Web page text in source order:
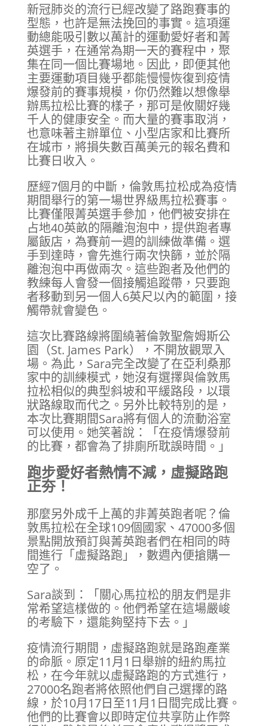
新冠肺炎的流行已經改變了路跑賽事的
型態，也許是無法挽回的事實。這項運
動總能吸引數以萬計的運動愛好者和菁
英選手，在通常為期一天的賽程中，聚
集在同一個比賽場地。因此，即便其他
主要運動項目幾乎都能慢慢恢復到疫情
爆發前的賽事規模，你仍然難以想像舉
辦馬拉松比賽的樣子，那可是攸關好幾
千人的健康安全。而大量的賽事取消，
也意味著主辦單位、小型店家和比賽所
在城市，將損失數百萬美元的報名費和
比賽日收入。
歷經7個月的中斷，倫敦馬拉松成為疫情
期間舉行的第一場世界級馬拉松賽事。
比賽僅限菁英選手參加，他們被安排在
占地40英畝的隔離泡泡中，提供跑者專
屬飯店，為賽前一週的訓練做準備。選
手到達時，會先進行兩次快篩，並於隔
離泡泡中再做兩次。這些跑者及他們的
教練每人會發一個接觸追蹤帶，只要跑
者移動到另一個人6英尺以內的範圍，接
觸帶就會變色。
這次比賽路線將圍繞著倫敦聖詹姆斯公
園（St. James Park），不開放觀眾入
場。為此，Sara完全改變了在亞利桑那
家中的訓練模式，她沒有選擇與倫敦馬
拉松相似的典型斜坡和平緩路段，以環
狀路線取而代之。另外比較特別的是，
本次比賽期間Sara將有個人的流動浴室
可以使用。她笑著說：「在疫情爆發前
的比賽，都會為了排廁所耽誤時間。」
跑步愛好者熱情不減，虛擬路跑
正夯！
那麼另外成千上萬的非菁英跑者呢？倫
敦馬拉松在全球109個國家、47000多個
景點開放預訂與菁英跑者們在相同的時
間進行「虛擬路跑」，數週內便搶購一
空了。
Sara談到：「關心馬拉松的朋友們是非
常希望這樣做的。他們希望在這場嚴峻
的考驗下，還能夠堅持下去。」
疫情流行期間，虛擬路跑就是路跑產業
的命脈。原定11月1日舉辦的紐約馬拉
松，在今年就以虛擬路跑的方式進行，
27000名跑者將依照他們自己選擇的路
線，於10月17日至11月1日間完成比賽。
他們的比賽會以即時定位共享防止作弊